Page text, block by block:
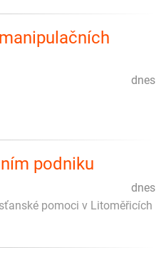
dnes
podniku
dnes
pomoci v Litoměřicích